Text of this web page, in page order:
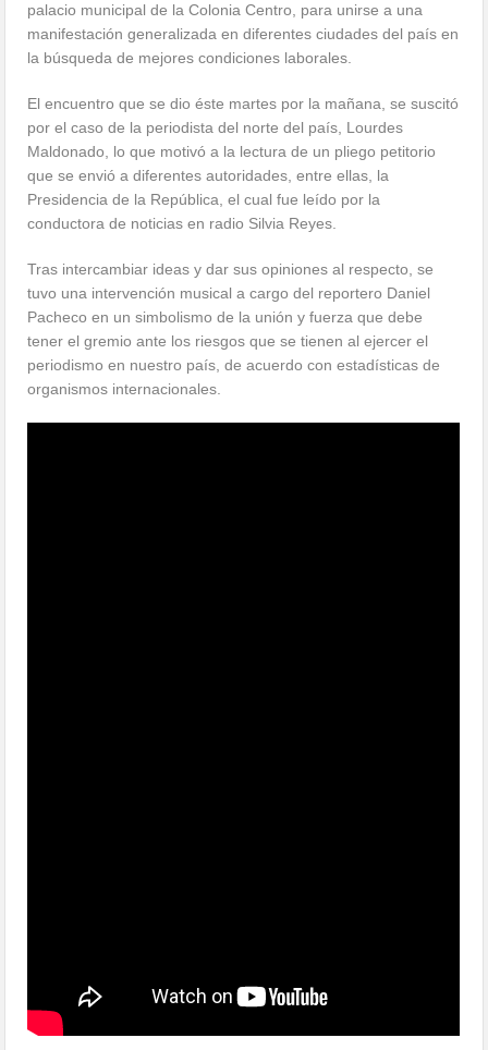
palacio municipal de la Colonia Centro, para unirse a una
manifestación generalizada en diferentes ciudades del país en
la búsqueda de mejores condiciones laborales.
El encuentro que se dio éste martes por la mañana, se suscitó
por el caso de la periodista del norte del país, Lourdes
Maldonado, lo que motivó a la lectura de un pliego petitorio
que se envió a diferentes autoridades, entre ellas, la
Presidencia de la República, el cual fue leído por la
conductora de noticias en radio Silvia Reyes.
Tras intercambiar ideas y dar sus opiniones al respecto, se
tuvo una intervención musical a cargo del reportero Daniel
Pacheco en un simbolismo de la unión y fuerza que debe
tener el gremio ante los riesgos que se tienen al ejercer el
periodismo en nuestro país, de acuerdo con estadísticas de
organismos internacionales.